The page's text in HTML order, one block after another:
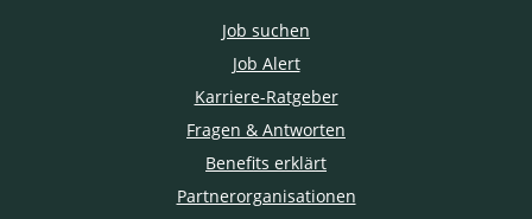
Job suchen
Job Alert
Karriere-Ratgeber
Fragen & Antworten
Benefits erklärt
Partnerorganisationen